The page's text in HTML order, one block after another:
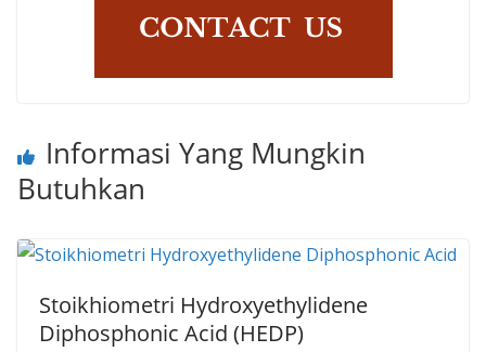
Informasi Yang Mungkin
Butuhkan
Stoikhiometri Hydroxyethylidene
Diphosphonic Acid (HEDP)